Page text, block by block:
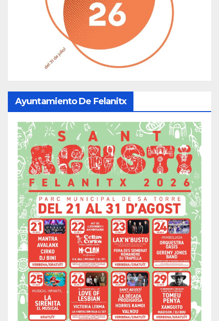
Ayuntamiento De Felanitx